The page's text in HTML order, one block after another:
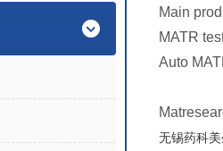
Main
MATR
Auto
无锡药科